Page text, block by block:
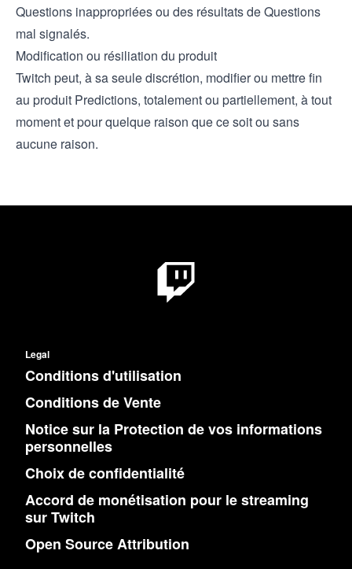
Questions inappropriées ou des résultats de Questions
mal signalés.
Modification ou résiliation du produit
Twitch peut, à sa seule discrétion, modifier ou mettre fin
au produit Predictions, totalement ou partiellement, à tout
moment et pour quelque raison que ce soit ou sans
aucune raison.
Legal
Conditions d'utilisation
Conditions de Vente
Notice sur la Protection de vos informations
personnelles
Choix de confidentialité
Accord de monétisation pour le streaming
sur Twitch
Open Source Attribution